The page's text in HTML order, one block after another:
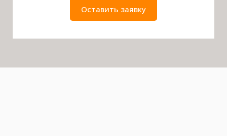
Оставить заявку